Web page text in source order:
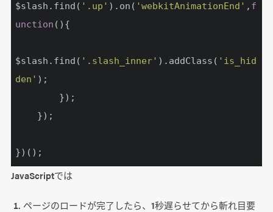
$slash.find( '.up' ).on( 'webkitAnimationEnd' , f
unction ( ) {
$slash.find( '.slash_inner' ).addClass( 'is_hid
den' );
})();
JavaScriptでは
ページのロードが完了したら、1秒遅らせてから斬れ目要